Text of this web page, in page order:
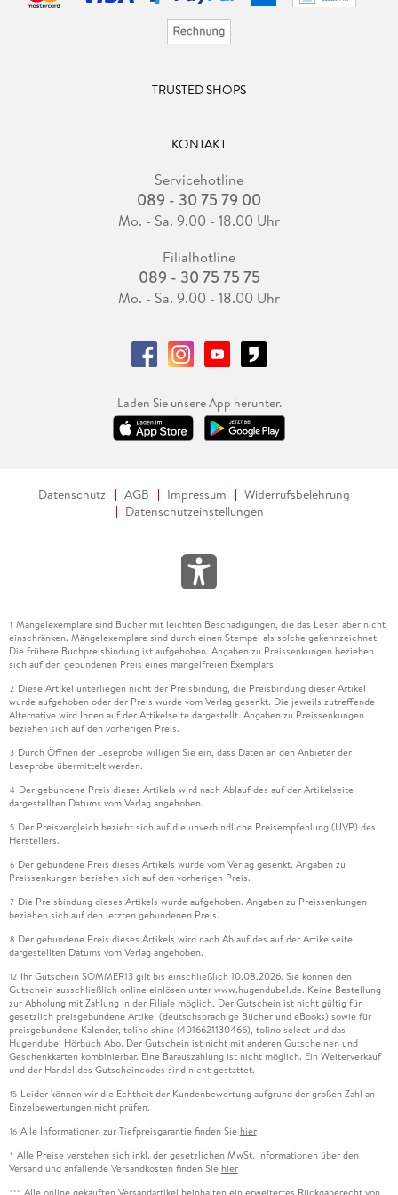
Aviva Verlag, Berlin 2020. 224 S., geb.
TRUSTED SHOPS
KONTAKT
Servicehotline
089 - 30 75 79 00
Mo. - Sa. 9.00 - 18.00 Uhr
Filialhotline
089 - 30 75 75 75
Mo. - Sa. 9.00 - 18.00 Uhr
Laden Sie unsere App herunter.
Datenschutz AGB Impressum
Widerrufsbelehrung
Datenschutzeinstellungen
1 Mängelexemplare sind Bücher mit leichten Beschädigungen, die das Lesen aber nicht
einschränken. Mängelexemplare sind durch einen Stempel als solche gekennzeichnet.
Die frühere Buchpreisbindung ist aufgehoben. Angaben zu Preissenkungen beziehen
sich auf den gebundenen Preis eines mangelfreien Exemplars.
2 Diese Artikel unterliegen nicht der Preisbindung, die Preisbindung dieser Artikel
wurde aufgehoben oder der Preis wurde vom Verlag gesenkt. Die jeweils zutreffende
Alternative wird Ihnen auf der Artikelseite dargestellt. Angaben zu Preissenkungen
beziehen sich auf den vorherigen Preis.
3 Durch Öffnen der Leseprobe willigen Sie ein, dass Daten an den Anbieter der
Leseprobe übermittelt werden.
4 Der gebundene Preis dieses Artikels wird nach Ablauf des auf der Artikelseite
dargestellten Datums vom Verlag angehoben.
5 Der Preisvergleich bezieht sich auf die unverbindliche Preisempfehlung (UVP) des
Herstellers.
6 Der gebundene Preis dieses Artikels wurde vom Verlag gesenkt. Angaben zu
Preissenkungen beziehen sich auf den vorherigen Preis.
7 Die Preisbindung dieses Artikels wurde aufgehoben. Angaben zu Preissenkungen
beziehen sich auf den letzten gebundenen Preis.
8 Der gebundene Preis dieses Artikels wird nach Ablauf des auf der Artikelseite
dargestellten Datums vom Verlag angehoben.
12 Ihr Gutschein SOMMER13 gilt bis einschließlich 10.08.2026. Sie können den
Gutschein ausschließlich online einlösen unter www.hugendubel.de. Keine Bestellung
zur Abholung mit Zahlung in der Filiale möglich. Der Gutschein ist nicht gültig für
gesetzlich preisgebundene Artikel (deutschsprachige Bücher und eBooks) sowie für
preisgebundene Kalender, tolino shine (4016621130466), tolino select und das
Hugendubel Hörbuch Abo. Der Gutschein ist nicht mit anderen Gutscheinen und
Geschenkkarten kombinierbar. Eine Barauszahlung ist nicht möglich. Ein Weiterverkauf
und der Handel des Gutscheincodes sind nicht gestattet.
15 Leider können wir die Echtheit der Kundenbewertung aufgrund der großen Zahl an
Einzelbewertungen nicht prüfen.
16 Alle Informationen zur Tiefpreisgarantie finden Sie hier
* Alle Preise verstehen sich inkl. der gesetzlichen MwSt. Informationen über den
Versand und anfallende Versandkosten finden Sie hier